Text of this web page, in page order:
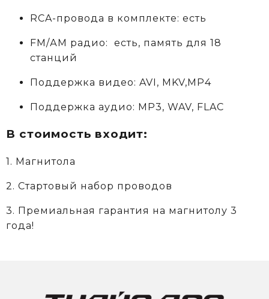
RCA-провода в комплекте: есть
FM/АM радио: есть, память для 18
станций
Поддержка видео: AVI, MKV,MP4
Поддержка аудио: MP3, WAV, FLAC
В стоимость входит:
1. Магнитола
2. Стартовый набор проводов
3. Премиальная гарантия на магнитолу 3
года!